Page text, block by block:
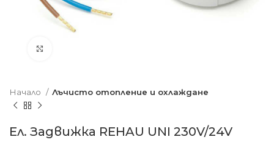
Начало Лъчисто отопление и охлаждане
Ел. Задвижка REHAU UNI 230V/24V